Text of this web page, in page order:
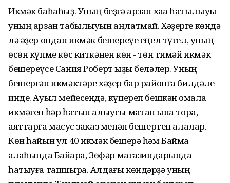
Икмәк баһаһыҙ. Уның беҙгә арзан хаҡҡа һатылыуы
уның арзан табылыуын аңлатмай. Хәҙерге көндә
лә әҙер ондан икмәк бешереүе еңел түгел, уның
өсөн күпме көс киткәнен көн - төн тимәй икмәк
бешереүсе Сания Роберт ҡыҙы беләлер. Уның
бешергән икмәктәре хәҙер бар районға билдәле
инде. Ауыл мейесендә, күпереп бешкән ҡомалаҡ
икмәген һәр һатып алыусы маҡтап ҡына тора,
аяттарға маҡсус заказ менән бешертеп алалар.
Көн һайын ул 40 икмәк бешерә һәм Баймаҡ
ҡалаһында Байҡара, Зөфәр магазиндарында
һатыуға тапшыра. Алдағы көндәрҙә уның